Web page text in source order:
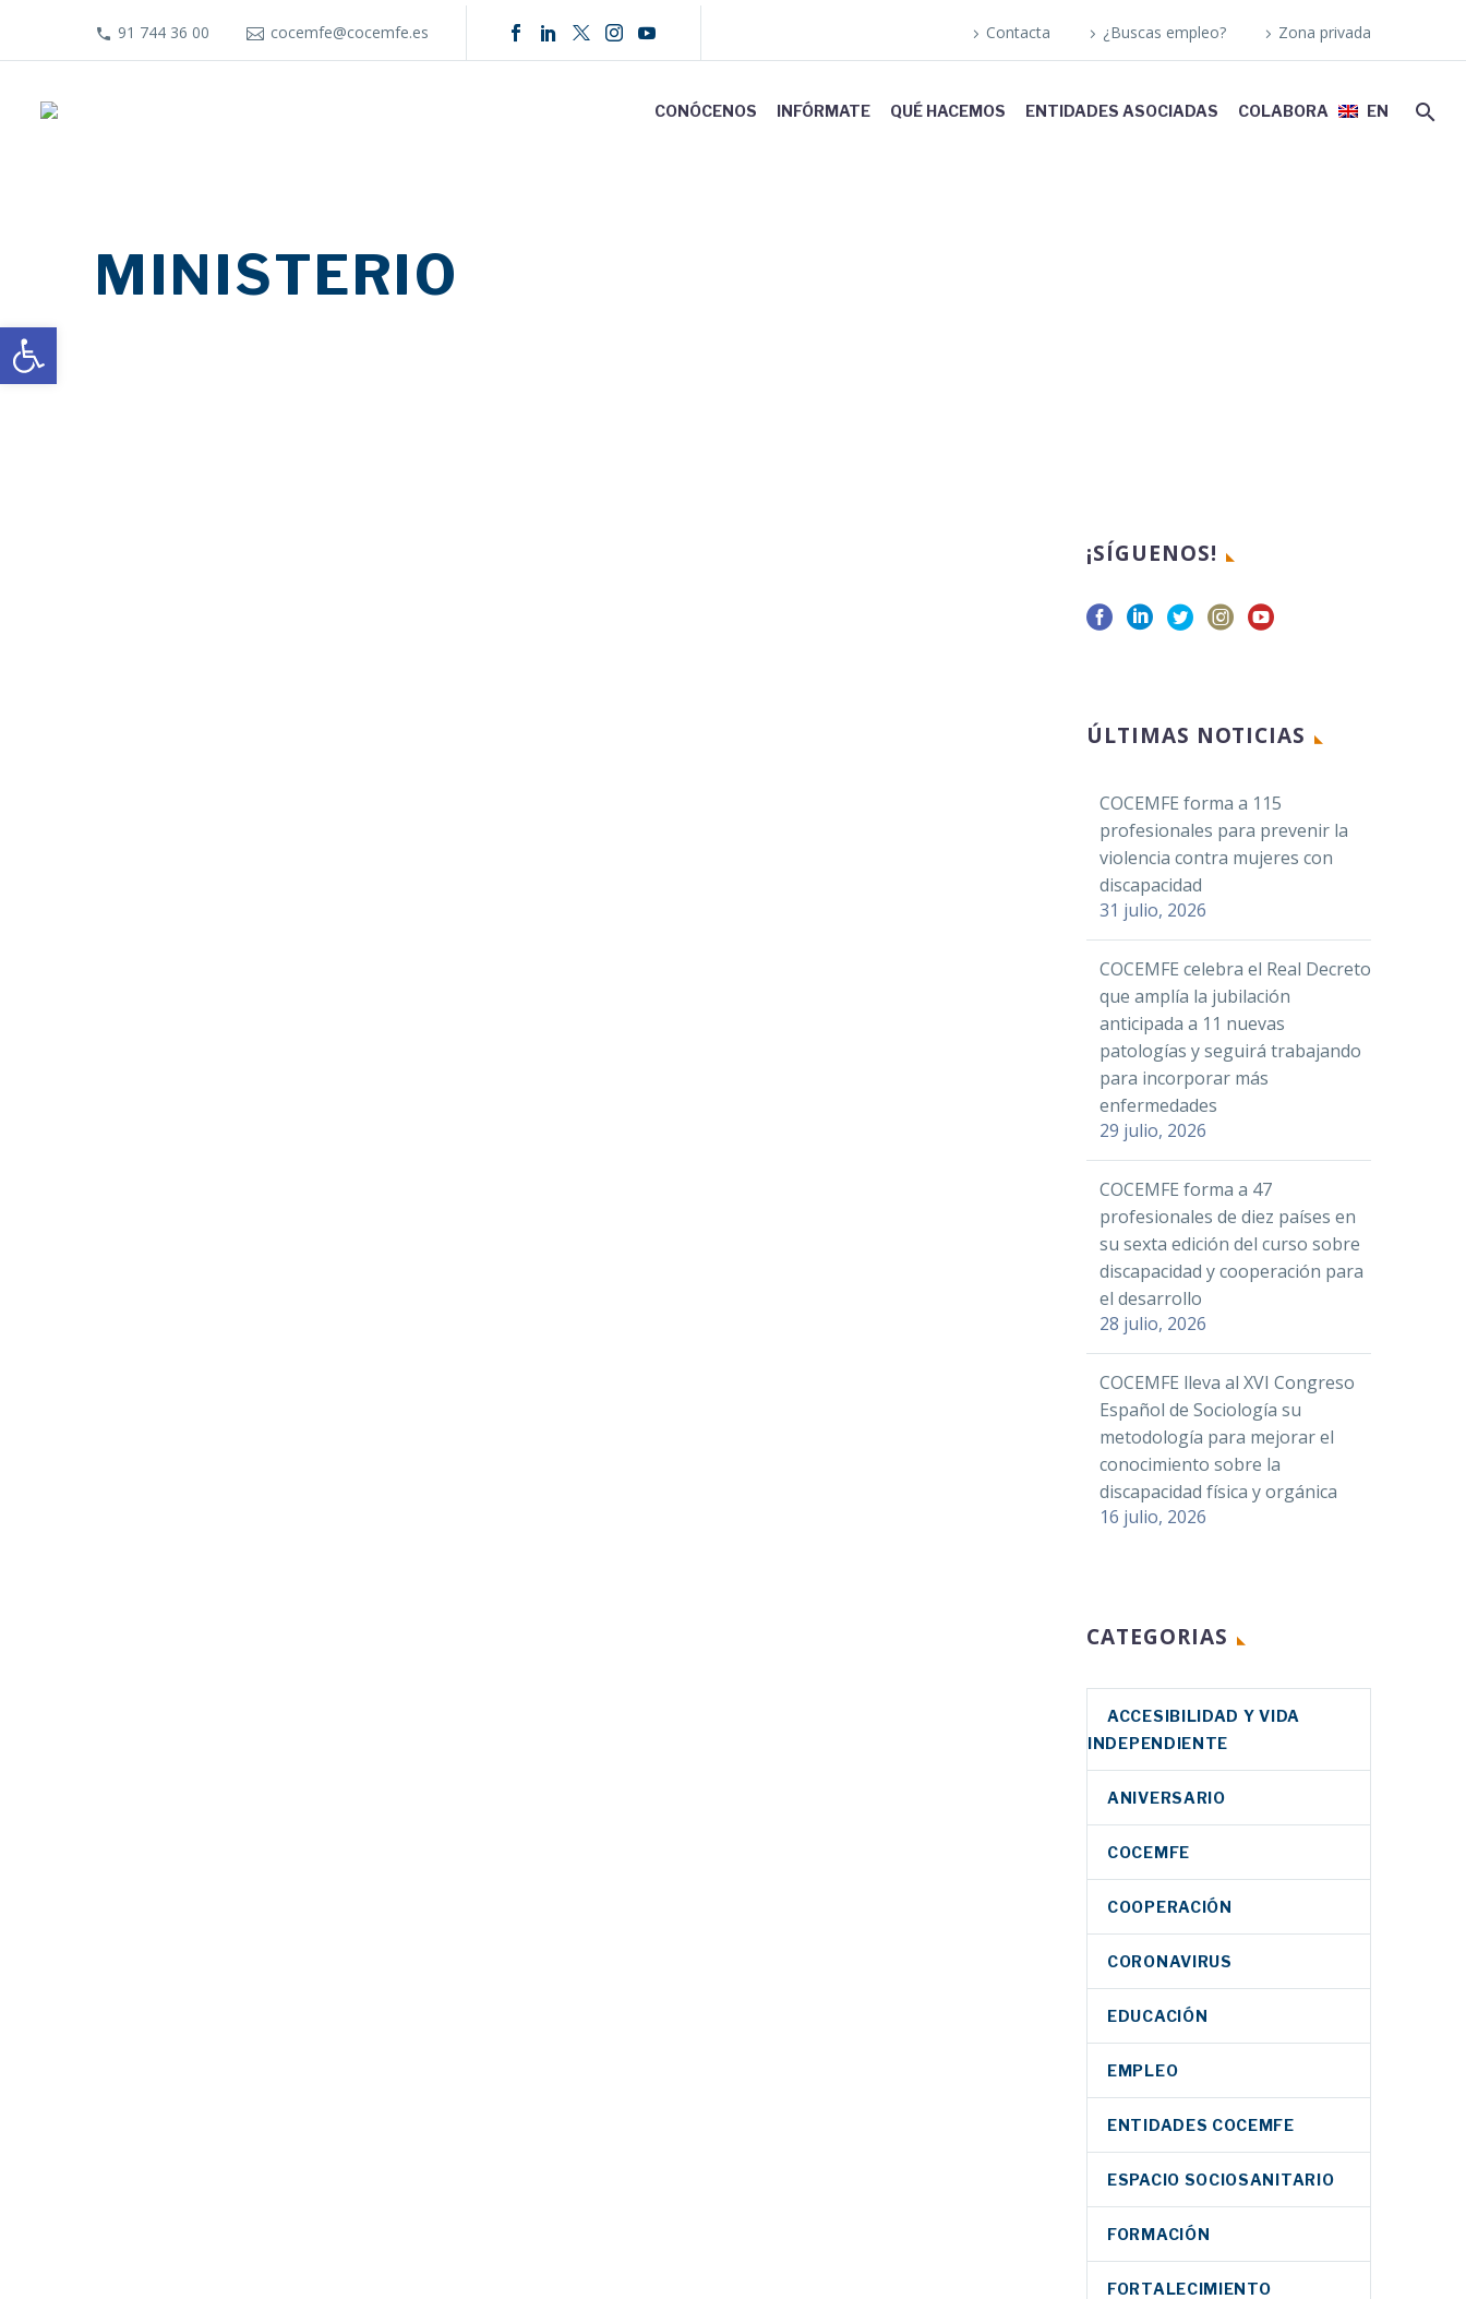
91 744 36 00 cocemfe@cocemfe.es Contacta ¿Buscas empleo? Zona privada
CONÓCENOS INFÓRMATE QUÉ HACEMOS ENTIDADES ASOCIADAS COLABORA EN
MINISTERIO
¡SÍGUENOS!
ÚLTIMAS NOTICIAS
COCEMFE forma a 115
profesionales para prevenir la
violencia contra mujeres con
discapacidad
31 julio, 2026
COCEMFE celebra el Real Decreto
que amplía la jubilación
anticipada a 11 nuevas
patologías y seguirá trabajando
para incorporar más
enfermedades
29 julio, 2026
COCEMFE forma a 47
profesionales de diez países en
su sexta edición del curso sobre
discapacidad y cooperación para
el desarrollo
28 julio, 2026
COCEMFE lleva al XVI Congreso
Español de Sociología su
metodología para mejorar el
conocimiento sobre la
discapacidad física y orgánica
16 julio, 2026
CATEGORIAS
ACCESIBILIDAD Y VIDA
INDEPENDIENTE
ANIVERSARIO
COCEMFE
COOPERACIÓN
CORONAVIRUS
EDUCACIÓN
EMPLEO
ENTIDADES COCEMFE
ESPACIO SOCIOSANITARIO
FORMACIÓN
FORTALECIMIENTO
Abrir barra de herramientas